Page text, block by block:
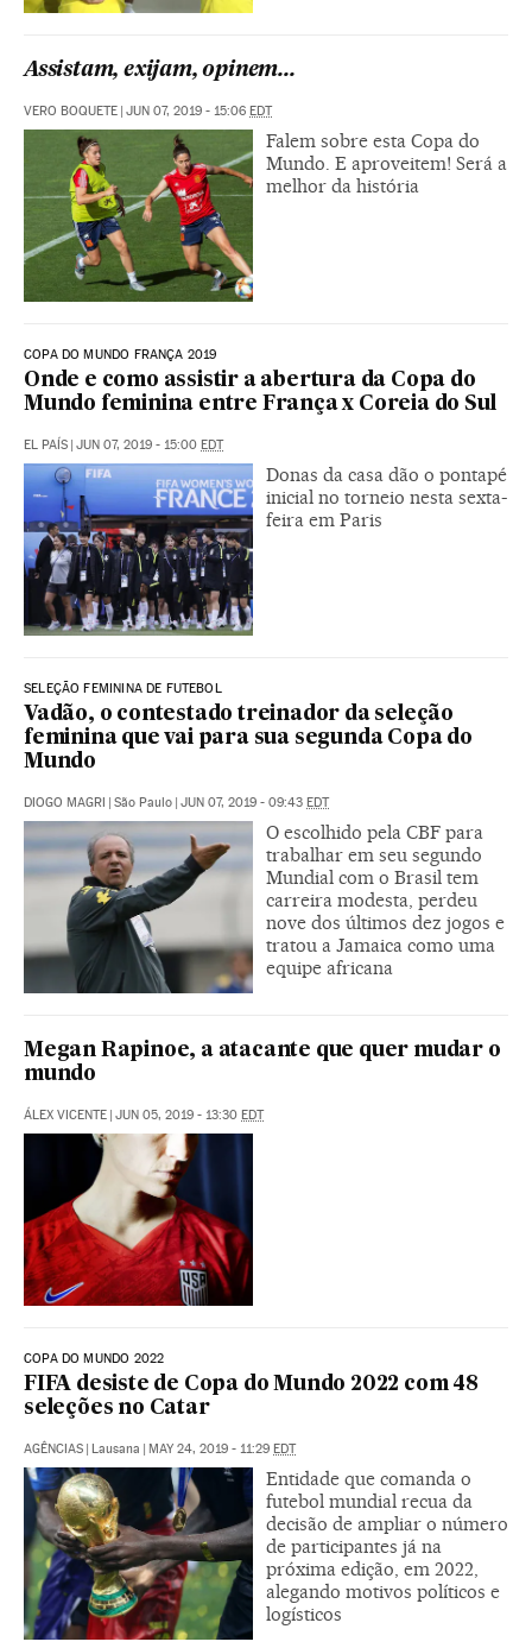
Assistam, exijam, opinem...
VERO BOQUETE JUN 07, 2019 - 15:06 EDT
Falem sobre esta Copa do
Mundo. E aproveitem! Será a
melhor da história
COPA DO MUNDO FRANÇA 2019
Onde e como assistir a abertura da Copa do
Mundo feminina entre França x Coreia do Sul
EL PAÍS JUN 07, 2019 - 15:00 EDT
Donas da casa dão o pontapé
inicial no torneio nesta sexta-
feira em Paris
SELEÇÃO FEMININA DE FUTEBOL
Vadão, o contestado treinador da seleção
feminina que vai para sua segunda Copa do
Mundo
DIOGO MAGRI São Paulo JUN 07, 2019 - 09:43 EDT
O escolhido pela CBF para
trabalhar em seu segundo
Mundial com o Brasil tem
carreira modesta, perdeu
nove dos últimos dez jogos e
tratou a Jamaica como uma
equipe africana
Megan Rapinoe, a atacante que quer mudar o
mundo
ÁLEX VICENTE JUN 05, 2019 - 13:30 EDT
COPA DO MUNDO 2022
FIFA desiste de Copa do Mundo 2022 com 48
seleções no Catar
AGÊNCIAS Lausana MAY 24, 2019 - 11:29 EDT
Entidade que comanda o
futebol mundial recua da
decisão de ampliar o número
de participantes já na
próxima edição, em 2022,
alegando motivos políticos e
logísticos